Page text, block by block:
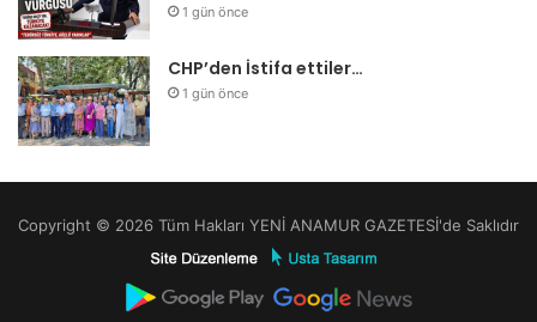
1 gün önce
CHP’den İstifa ettiler…
1 gün önce
Copyright © 2026 Tüm Hakları YENİ ANAMUR GAZETESİ'de Saklıdır